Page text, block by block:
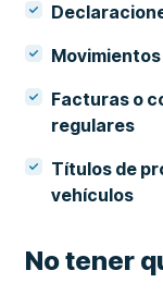
Facturas o
regulares
Títulos de
vehículos
No tener